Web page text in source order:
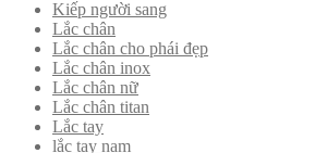
Kiếp người sang
Lắc chân
Lắc chân cho phái đẹp
Lắc chân inox
Lắc chân nữ
Lắc chân titan
Lắc tay
lắc tay nam